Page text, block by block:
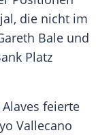
, die nicht im
Bale und
Platz
feierte
Vallecano